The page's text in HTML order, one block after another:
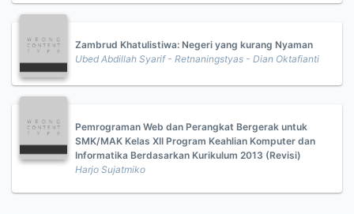
Zambrud Khatulistiwa: Negeri yang kurang Nyaman
Ubed Abdillah Syarif - Retnaningstyas - Dian Oktafianti
Pemrograman Web dan Perangkat Bergerak untuk
SMK/MAK Kelas XII Program Keahlian Komputer dan
Informatika Berdasarkan Kurikulum 2013 (Revisi)
Harjo Sujatmiko